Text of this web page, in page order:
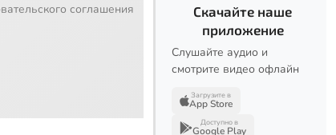
соглашения
Скачайте наше
приложение
Слушайте аудио и
смотрите видео офлайн
Загрузите в
App Store
Доступно в
Google Play